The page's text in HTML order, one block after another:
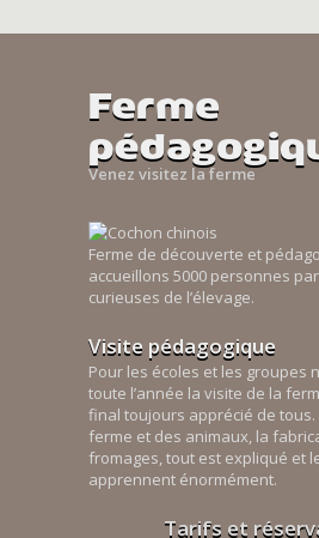
Ferme
Venez visitez la ferme
Ferme de découverte et
accueillons 5000 personnes
curieuses de l’élevage.
Visite pédagogique
Pour les écoles et les groupes
toute l’année la visite de la
final toujours apprécié de tous.
ferme et des animaux, la
fromages, tout est expliqué et
apprennent énormément.
Tarifs et